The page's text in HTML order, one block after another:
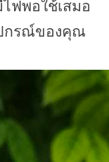
ฟพอใช้เสมอ
กรณ์ของคุณ